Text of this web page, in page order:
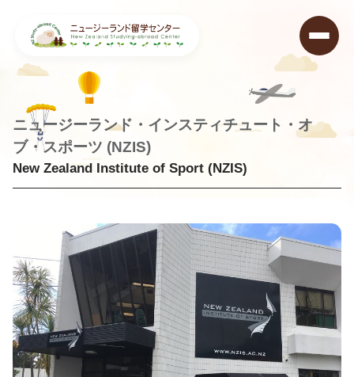
New Zealand Institute of Sport (NZIS)
ニュージーランド・インスティチュート・オ
ブ・スポーツ (NZIS)
New Zealand Institute of Sport (NZIS)